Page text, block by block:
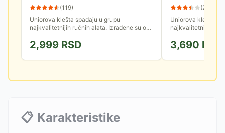
PVC drška art. 478BI 607882
(119)
Uniorova klešta spadaju u grupu
najkvalitetnijih ručnih alata. Izrađene su od
obradu, mogu biti i...
2,999 RSD
478VDEBI
(269
Uniorova klešta
najkvalitetnijih
obradu, mogu biti
3,690 RSD
📋 Karakteristike